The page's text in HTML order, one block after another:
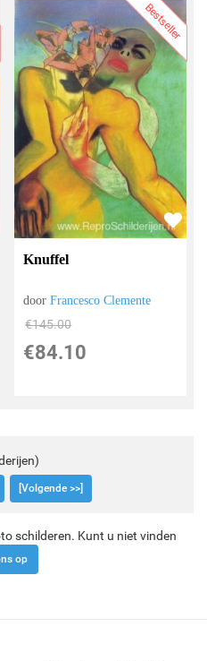
Bestseller
Knuffel
doorFrancesco Clemente
€145.00
€84.10
[Volgende >>]
schilderen. Kunt u niet vinden
op